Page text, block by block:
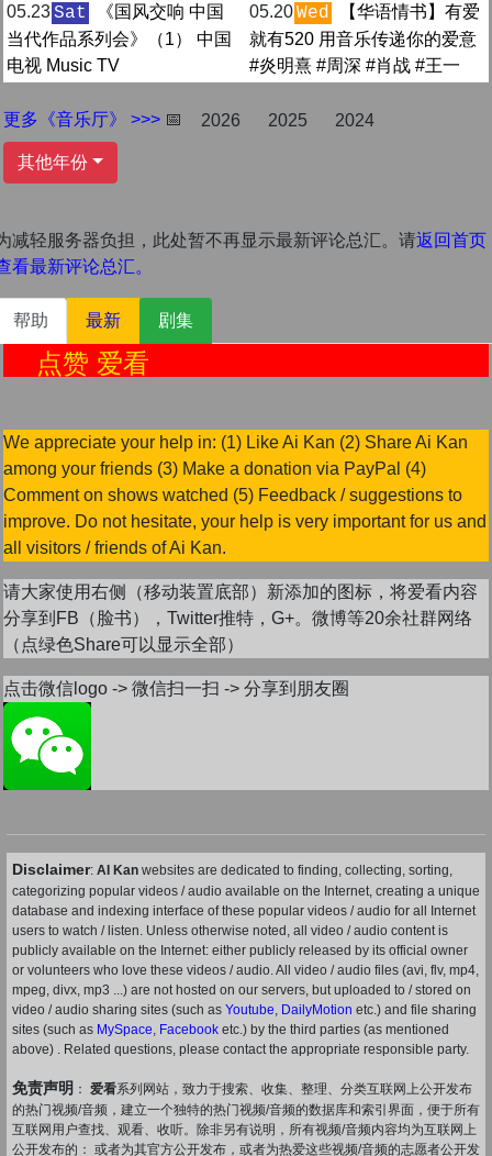
05.23Sat
《国风交响 中国
当代作品系列会》（1） 中国
电视 Music TV
05.20Wed
【华语情书】有爱
就有520 用音乐传递你的爱意
#炎明熹 #周深 #肖战 #王一
更多《音乐厅》 >>> 📅 2026 2025 2024
其他年份
减轻服务器负担，此处暂不再显示最新评论总汇。请返回首页
看最新评论总汇。
帮助 最新 剧集
赞 爱看
We appreciate your help in: (1) Like Ai Kan (2) Share Ai Kan
among your friends (3) Make a donation via PayPal (4)
Comment on shows watched (5) Feedback / suggestions to
improve. Do not hesitate, your help is very important for us and
all visitors / friends of Ai Kan.
请大家使用右侧（移动装置底部）新添加的图标，将爱看内容
分享到FB（脸书），Twitter推特，G+。微博等20余社群网络
（点绿色Share可以显示全部）
点击微信logo -> 微信扫一扫 -> 分享到朋友圈
Disclaimer: AI Kan websites are dedicated to finding, collecting, sorting,
categorizing popular videos / audio available on the Internet, creating a unique
database and indexing interface of these popular videos / audio for all Internet
users to watch / listen. Unless otherwise noted, all video / audio content is
publicly available on the Internet: either publicly released by its official owner
or volunteers who love these videos / audio. All video / audio files (avi, flv, mp4,
mpeg, divx, mp3 ...) are not hosted on our servers, but uploaded to / stored on
video / audio sharing sites (such as Youtube DailyMotion etc.) and file sharing
sites (such as MySpace Facebook etc.) by the third parties (as mentioned
above) . Related questions, please contact the appropriate responsible party.
免责声明 ： 爱看系列网站，致力于搜索、收集、整理、分类互联网上公开发布
的热门视频/音频，建立一个独特的热门视频/音频的数据库和索引界面，便于所有
互联网用户查找、观看、收听。除非另有说明，所有视频/音频内容均为互联网上
公开发布的： 或者为其官方公开发布，或者为热爱这些视频/音频的志愿者公开发